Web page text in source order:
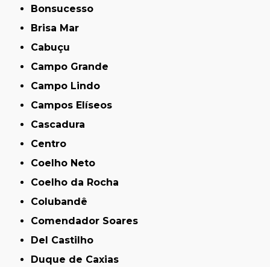
Bonsucesso
Brisa Mar
Cabuçu
Campo Grande
Campo Lindo
Campos Elíseos
Cascadura
Centro
Coelho Neto
Coelho da Rocha
Colubandê
Comendador Soares
Del Castilho
Duque de Caxias